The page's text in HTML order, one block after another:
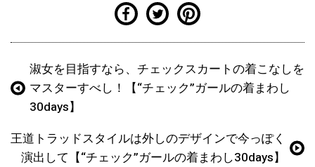
淑女を目指すなら、チェックスカートの着こなしを
マスターすべし！【“チェック”ガールの着まわし
30days】
王道トラッドスタイルは外しのデザインで今っぽく
演出して【“チェック”ガールの着まわし30days】